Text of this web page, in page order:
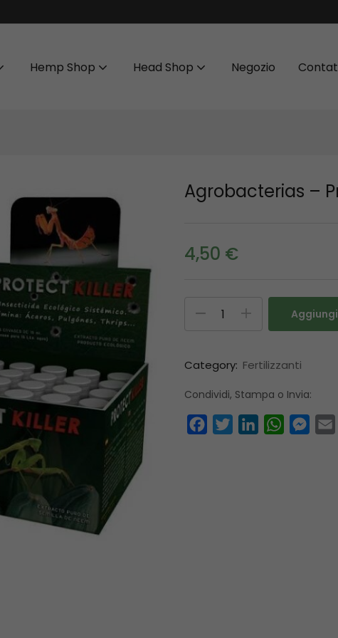
Hemp Shop Head Shop Negozio
Agrobacterias –
4,50 €
Category: Fertilizzanti
Condividi, Stampa o Invia:
FacebookTwitterLinkedInWhatsApp